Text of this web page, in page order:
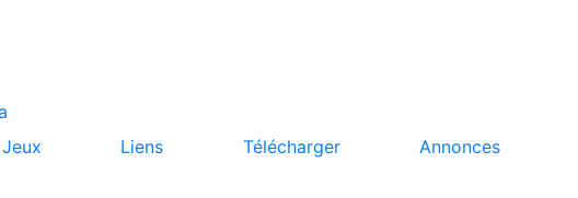
Jeux Liens Télécharger Annonces